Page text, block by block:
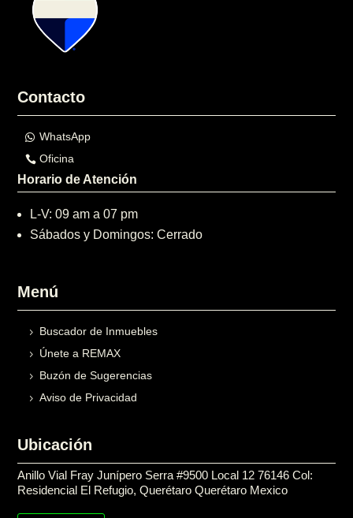
Contacto
WhatsApp
Oficina
Horario de Atención
L-V: 09 am a 07 pm
Sábados y Domingos: Cerrado
Menú
Buscador de Inmuebles
Únete a REMAX
Buzón de Sugerencias
Aviso de Privacidad
Ubicación
Anillo Vial Fray Junípero Serra #9500 Local 12 76146 Col:
Residencial El Refugio, Querétaro Querétaro Mexico